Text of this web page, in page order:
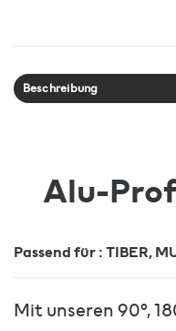
Beschreibung
Alu-
Passend für : TIBER,
Mit unseren 90°,